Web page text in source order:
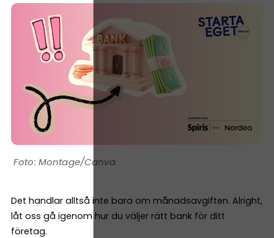
Montage/Canva
Det handlar alltså inte bara om månadsavgiften. Alright,
låt oss gå igenom hur du väljer rätt bank för ditt
företag.